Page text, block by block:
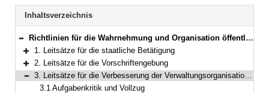
BAYERN.RECHT
letzten
Suche
Navigation
Inhaltsverzeichnis
Bereich reduzieren
Richtlinien für die Wahrnehmung und Organisation öffentlicher Aufgaben sowie für die Rechtsetzung im Freistaat Bayern
Bereich erweitern
1. Leitsätze für die staatliche Betätigung
Bereich erweitern
2. Leitsätze für die Vorschriftengebung
Bereich reduzieren
3. Leitsätze für die Verbesserung der Verwaltungsorganisation und der Bürgerfreundlichkeit
3.1 Aufgabenkritik und Vollzug